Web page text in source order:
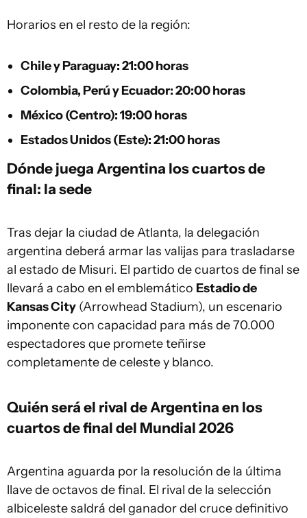
Horarios en el resto de la región:
Chile y Paraguay:21:00 horas
Colombia, Perú y Ecuador:20:00 horas
México (Centro):19:00 horas
Estados Unidos (Este):21:00 horas
Dónde juega Argentina los cuartos de
final: la sede
Tras dejar la ciudad de Atlanta, la delegación
argentina deberá armar las valijas para trasladarse
al estado de Misuri. El partido de cuartos de final se
llevará a cabo en el emblemático Estadio de
Kansas City (Arrowhead Stadium), un escenario
imponente con capacidad para más de 70.000
espectadores que promete teñirse
completamente de celeste y blanco.
Quién será el rival de Argentina en los
cuartos de final del Mundial 2026
Argentina aguarda por la resolución de la última
llave de octavos de final. El rival de la selección
albiceleste saldrá del ganador del cruce definitivo